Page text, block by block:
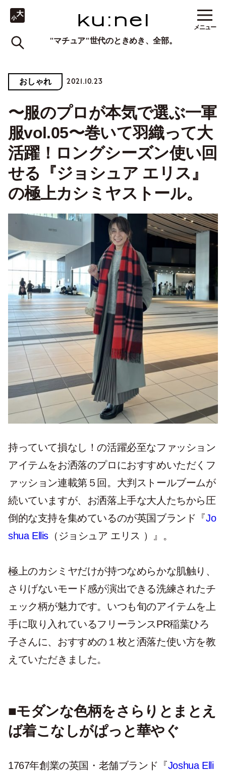
"マチュア"世代のときめき、全部。
メニュー
おしゃれ 2021.10.23
〜服のプロが本気で選ぶ一軍
服vol.05〜巻いて羽織って大
活躍！ロングシーズン使い回
せる『ジョシュア エリス』
の極上カシミヤストール。
持っていて損なし！の活躍必至なファッション
アイテムをお洒落のプロにおすすめいただくフ
ァッション連載第５回。大判ストールブームが
続いていますが、お洒落上手な大人たちから圧
倒的な支持を集めているのが英国ブランド『Jo
shua Ellis （ジョシュア エリス ）』。
極上のカシミヤだけが持つなめらかな肌触り、
さりげないモード感が演出できる洗練されたチ
ェック柄が魅力です。いつも旬のアイテムを上
手に取り入れているフリーランスPR稲葉ひろ
子さんに、おすすめの１枚と洒落た使い方を教
えていただきました。
■モダンな色柄をさらりとまとえ
ば着こなしがぱっと華やぐ
1767年創業の英国・老舗ブランド『Joshua Elli